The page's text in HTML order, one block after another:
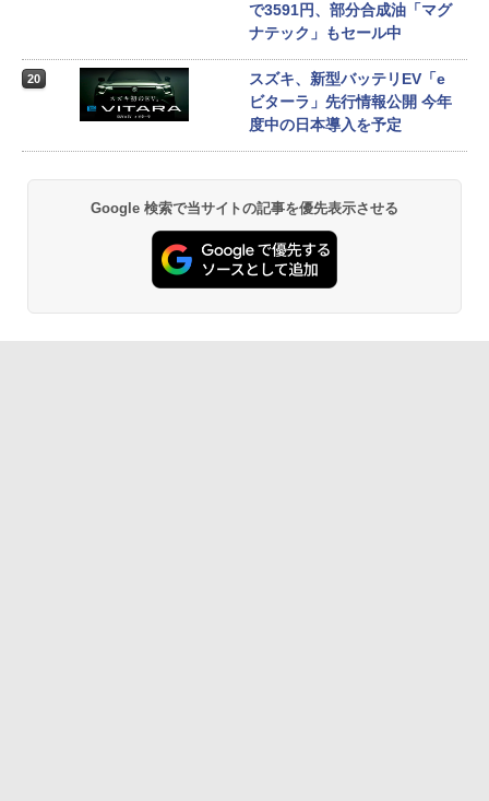
で3591円、部分合成油「マグ
ナテック」もセール中
20
スズキ、新型バッテリEV「e
ビターラ」先行情報公開 今年
度中の日本導入を予定
Google 検索で当サイトの記事を優先表示させる